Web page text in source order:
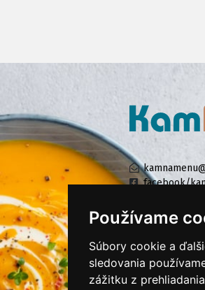
Používame
Súbory cookie a
sledovania
zážitku z
facebook/
KONTAKTUJTE